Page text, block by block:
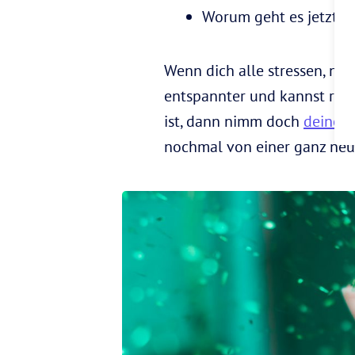
Worum geht es jetzt
Wenn dich alle stressen,
entspannter und kannst
ist, dann nimm doch deine
nochmal von einer ganz